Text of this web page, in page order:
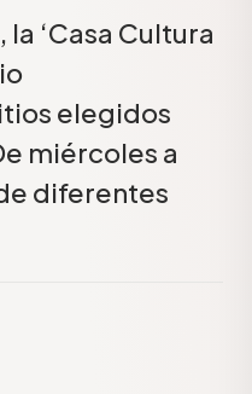
‘Casa Cultura
elegidos
miércoles a
diferentes